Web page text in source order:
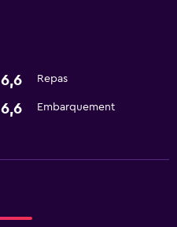
6,6 Repas
6,6 Embarquement